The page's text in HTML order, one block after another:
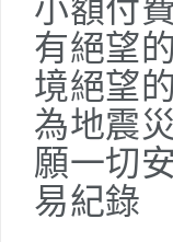
小額付
有絕望
境絕望
為地震
願一切
易紀錄